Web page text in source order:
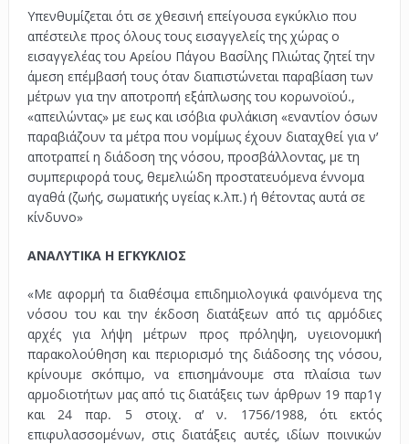
Υπενθυμίζεται ότι σε χθεσινή επείγουσα εγκύκλιο που
απέστειλε προς όλους τους εισαγγελείς της χώρας ο
εισαγγελέας του Αρείου Πάγου Βασίλης Πλιώτας ζητεί την
άμεση επέμβασή τους όταν διαπιστώνεται παραβίαση των
μέτρων για την αποτροπή εξάπλωσης του κορωνοϊού.,
«απειλώντας» με εως και ισόβια φυλάκιση «εναντίον όσων
παραβιάζουν τα μέτρα που νομίμως έχουν διαταχθεί για ν’
αποτραπεί η διάδοση της νόσου, προσβάλλοντας, με τη
συμπεριφορά τους, θεμελιώδη προστατευόμενα έννομα
αγαθά (ζωής, σωματικής υγείας κ.λπ.) ή θέτοντας αυτά σε
κίνδυνο»
ΑΝΑΛΥΤΙΚΑ Η ΕΓΚΥΚΛΙΟΣ
«Με αφορμή τα διαθέσιμα επιδημιολογικά φαινόμενα της
νόσου του και την έκδοση διατάξεων από τις αρμόδιες
αρχές για λήψη μέτρων προς πρόληψη, υγειονομική
παρακολούθηση και περιορισμό της διάδοσης της νόσου,
κρίνουμε σκόπιμο, να επισημάνουμε στα πλαίσια των
αρμοδιοτήτων μας από τις διατάξεις των άρθρων 19 παρ1γ
και 24 παρ. 5 στοιχ. α’ ν. 1756/1988, ότι εκτός
επιφυλασσομένων, στις διατάξεις αυτές, ιδίων ποινικών